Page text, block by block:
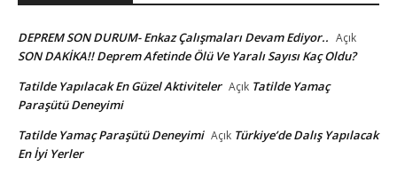
DEPREM SON DURUM- Enkaz Çalışmaları Devam Ediyor.. Açık
SON DAKİKA!! Deprem Afetinde Ölü Ve Yaralı Sayısı Kaç Oldu?
Tatilde Yapılacak En Güzel Aktiviteler Açık Tatilde Yamaç
Paraşütü Deneyimi
Tatilde Yamaç Paraşütü Deneyimi Açık Türkiye’de Dalış Yapılacak
En İyi Yerler